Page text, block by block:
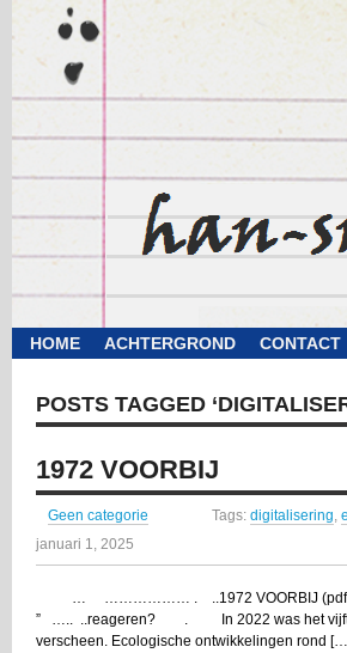
HOME ACHTERGROND CONTACT
POSTS TAGGED
1972 VOORBIJ
Geen categorie Tags: digitalisering,
januari 1, 2025
… ……………… . ..1972 VOORBIJ (pdf –
” ….. ..reageren? . In 2022 was het vijftig
verscheen. Ecologische ontwikkelingen rond